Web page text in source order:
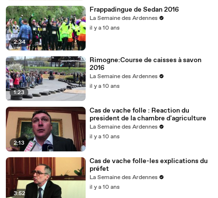
2:34
Frappadingue de Sedan 2016
La Semaine des Ardennes
il y a 10 ans
1:23
Rimogne:Course de caisses à savon
2016
La Semaine des Ardennes
il y a 10 ans
2:13
Cas de vache folle : Reaction du
president de la chambre d'agriculture
La Semaine des Ardennes
il y a 10 ans
3:52
Cas de vache folle-les explications du
préfet
La Semaine des Ardennes
il y a 10 ans